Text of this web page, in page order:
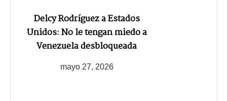
Delcy Rodríguez a Estados
Unidos: No le tengan miedo a
Venezuela desbloqueada
mayo 27, 2026